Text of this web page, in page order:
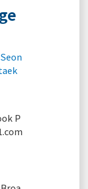
Seon
P